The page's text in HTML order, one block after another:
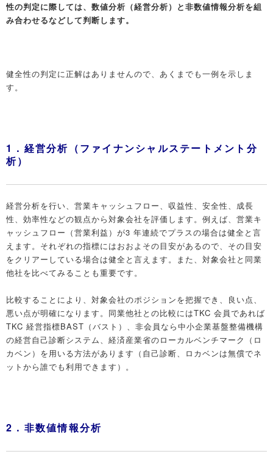
性の判定に際しては、数値分析（経営分析）と非数値情報分析を組
み合わせるなどして判断します。
健全性の判定に正解はありませんので、あくまでも一例を示しま
す。
1．経営分析（ファイナンシャルステートメント分
析）
経営分析を行い、営業キャッシュフロー、収益性、安全性、成長
性、効率性などの観点から対象会社を評価します。例えば、営業キ
ャッシュフロー（営業利益）が3 年連続でプラスの場合は健全と言
えます。それぞれの指標にはおおよその目安があるので、その目安
をクリアーしている場合は健全と言えます。また、対象会社と同業
他社を比べてみることも重要です。
比較することにより、対象会社のポジションを把握でき、良い点、
悪い点が明確になります。同業他社との比較にはTKC 会員であれば
TKC 経営指標BAST（バスト）、非会員なら中小企業基盤整備機構
の経営自己診断システム、経済産業省のローカルベンチマーク（ロ
カベン）を用いる方法があります（自己診断、ロカベンは無償でネ
ットから誰でも利用できます）。
2．非数値情報分析